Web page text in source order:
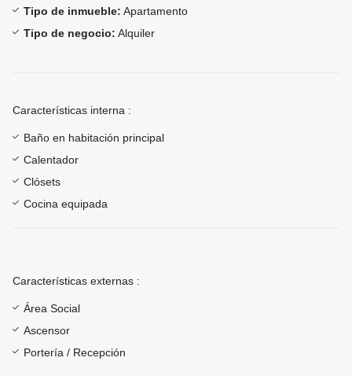
Tipo de inmueble: Apartamento
Tipo de negocio: Alquiler
Características interna :
Baño en habitación principal
Calentador
Clósets
Cocina equipada
Características externas :
Área Social
Ascensor
Portería / Recepción